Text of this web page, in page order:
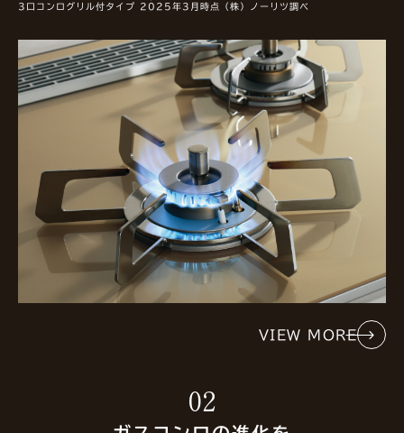
3口コンログリル付タイプ 2025年3月時点（株）ノーリツ調べ
VIEW MORE
02